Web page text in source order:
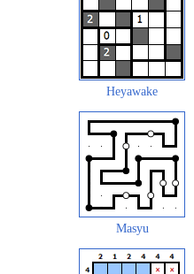
Heyawake
Masyu